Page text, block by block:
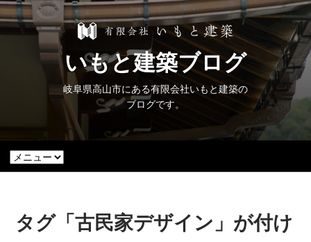
いもと建築ブログ
岐阜県高山市にある有限会社いもと建築の
ブログです。
タグ「古民家デザイン」が付け